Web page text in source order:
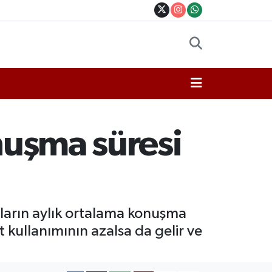
süresi
aylık ortalama konuşma
azalsa da gelir ve